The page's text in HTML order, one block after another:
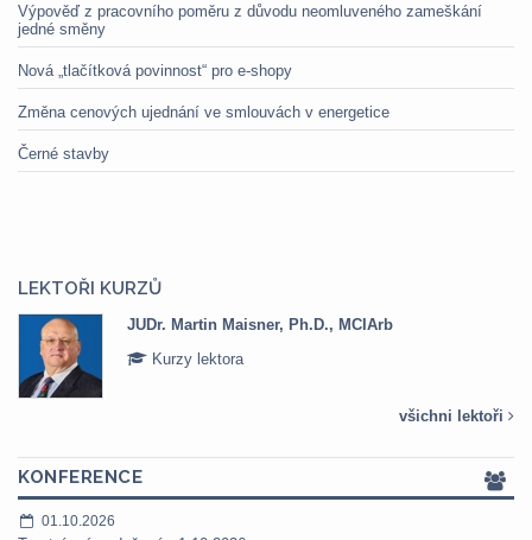
Výpověď z pracovního poměru z důvodu neomluveného zameškání
jedné směny
Nová „tlačítková povinnost“ pro e-shopy
Změna cenových ujednání ve smlouvách v energetice
Černé stavby
LEKTOŘI KURZŮ
JUDr. Martin Maisner, Ph.D., MCIArb
Kurzy lektora
všichni lektoři
KONFERENCE
01.10.2026